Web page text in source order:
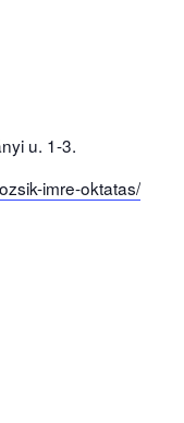
hogy jobban
még vagy csukd be
u. 1-3.
imre-oktatas/